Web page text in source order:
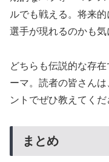
ルでも戦える。将来
選手が現れるのかも気
どちらも伝説的な存
ーマ。読者の皆さん
ントでぜひ教えてくだ
まとめ